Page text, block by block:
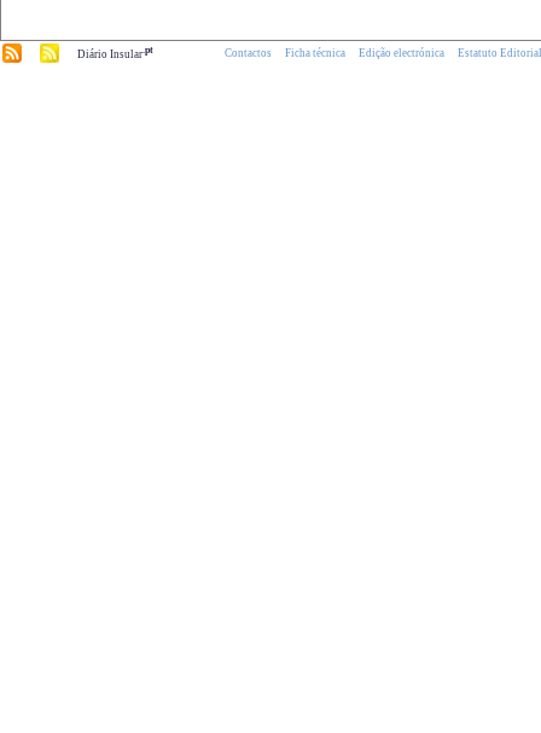
Diário Insular.pt Contactos Ficha técnica Edição electrónica Estatuto Editorial